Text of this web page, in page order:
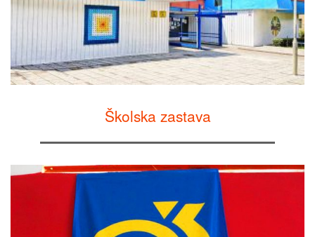
Školska zastava